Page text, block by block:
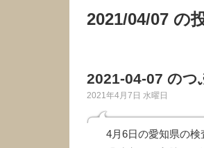
2021/04/07 の
2021-04-07 のつ
2021年4月7日 水曜日
4月6日の愛知県の